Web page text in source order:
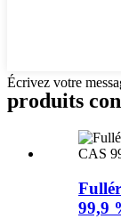
Écrivez votre
produits
99,9